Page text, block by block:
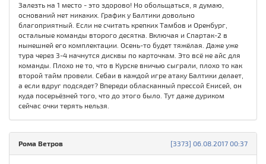
Залезть на 1 место - это здорово! Но обольщаться, я думаю,
оснований нет никаких. График у Балтики довольно
благоприятный. Если не считать крепких Тамбов и Оренбург,
остальные команды второго десятка. Включая и Спартак-2 в
нынешней его комплектации. Осень-то будет тяжёлая. Даже уже
тура через 3-4 начнутся дисквы по карточкам. Это всё не айс для
команды. Плохо не то, что в Курске вничью сыграли, плохо то как
второй тайм провели. Себаи в каждой игре атаку Балтики делает,
а если вдруг подсядет? Впереди обласканный прессой Енисей, он
куда посерьёзней того, что до этого было. Тут даже дуриком
сейчас очки терять нельзя.
[3373] 06.08.2017 00:37
Рома Ветров